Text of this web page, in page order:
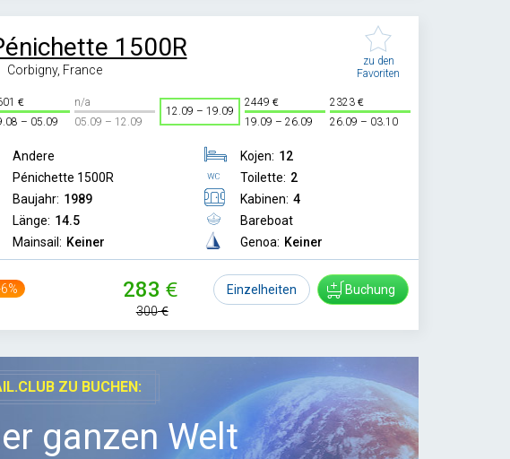
1500R
Corbigny, France
zu den
Favoriten
– 05.09
n/a
05.09 – 12.09
12.09 – 19.09
2449
19.09 – 26.09
2323
26.09 – 03.10
Andere
Pénichette 1500R
Baujahr: 1989
Länge: 14.5
Mainsail: Keiner
Kojen: 12
Toilette: 2
Kabinen: 4
Bareboat
Genoa: Keiner
283
300
Einzelheiten Buchung
ZU BUCHEN:
ganzen Welt